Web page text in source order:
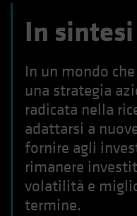
In sintesi
In un mondo
una strategia
radicata nella
adattarsi a
fornire agli
rimanere
volatilità e
termine.